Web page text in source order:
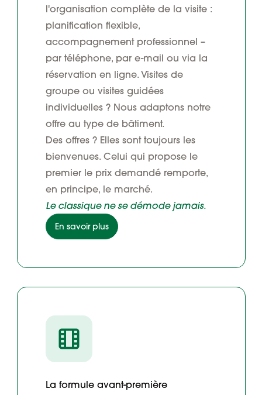
l'organisation complète de la visite :
planification flexible,
accompagnement professionnel –
par téléphone, par e-mail ou via la
réservation en ligne. Visites de
groupe ou visites guidées
individuelles ? Nous adaptons notre
offre au type de bâtiment.
Des offres ? Elles sont toujours les
bienvenues. Celui qui propose le
premier le prix demandé remporte,
en principe, le marché.
Le classique ne se démode jamais.
En savoir plus
La formule avant-première